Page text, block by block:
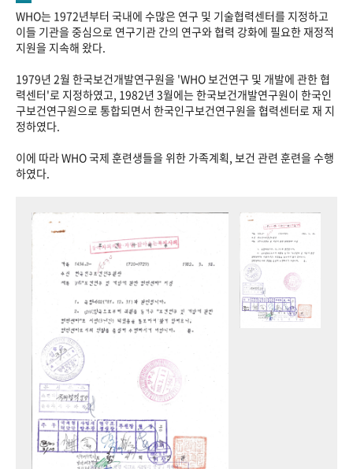
WHO는 1972년부터 국내에 수많은 연구 및 기술협력센터를 지정하고
이들 기관을 중심으로 연구기관 간의 연구와 협력 강화에 필요한 재정적
지원을 지속해 왔다.
1979년 2월 한국보건개발연구원을 'WHO 보건연구 및 개발에 관한 협
력센터'로 지정하였고, 1982년 3월에는 한국보건개발연구원이 한국인
구보건연구원으로 통합되면서 한국인구보건연구원을 협력센터로 재 지
정하였다.
이에 따라 WHO 국제 훈련생들을 위한 가족계획, 보건 관련 훈련을 수행
하였다.